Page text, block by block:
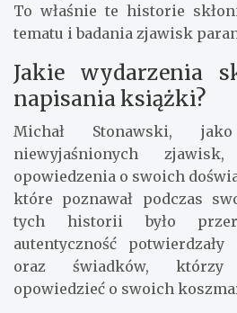
To właśnie te historie
tematu i badania zjawisk
Jakie wydarzenia
napisania książki?
Michał Stonawski,
niewyjaśnionych
opowiedzenia o swoich
które poznawał podczas
tych historii było
autentyczność
oraz świadków, którzy
opowiedzieć o swoich